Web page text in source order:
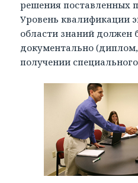
решения поставленных
Уровень квалификации
области знаний должен
документально
получении